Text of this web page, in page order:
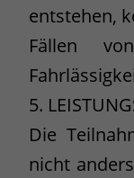
entstehen,
Fällen
5.
Die
nicht